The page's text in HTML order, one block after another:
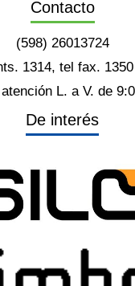
Tecnológico del
Central - Entrepiso
Av. Italia 6201
- Uruguay
https://www.latu.org.uy/
Contacto
(598) 26013724
1314, tel fax. 1350
atención L. a V. de